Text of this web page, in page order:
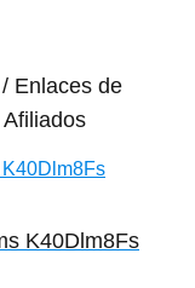
Enlaces de
K40Dlm8Fs